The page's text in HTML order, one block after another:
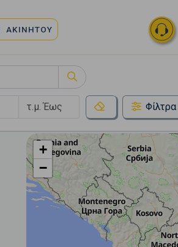
ΑΚΙΝΗΤΟΥ
Φίλτρα
+
−